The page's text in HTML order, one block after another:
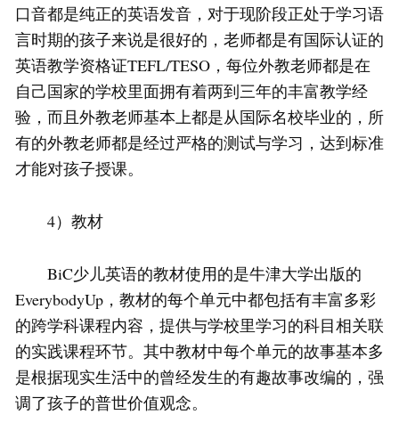
口音都是纯正的英语发音，对于现阶段正处于学习语
言时期的孩子来说是很好的，老师都是有国际认证的
英语教学资格证TEFL/TESO，每位外教老师都是在
自己国家的学校里面拥有着两到三年的丰富教学经
验，而且外教老师基本上都是从国际名校毕业的，所
有的外教老师都是经过严格的测试与学习，达到标准
才能对孩子授课。
4）教材
BiC少儿英语的教材使用的是牛津大学出版的
EverybodyUp，教材的每个单元中都包括有丰富多彩
的跨学科课程内容，提供与学校里学习的科目相关联
的实践课程环节。其中教材中每个单元的故事基本多
是根据现实生活中的曾经发生的有趣故事改编的，强
调了孩子的普世价值观念。